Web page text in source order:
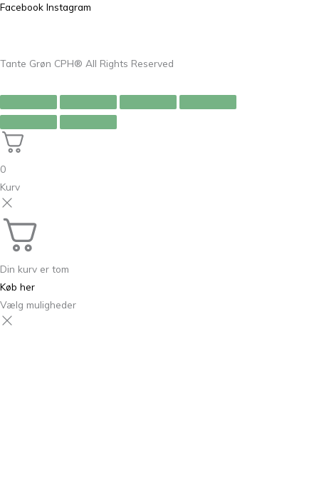
Facebook Instagram
Tante Grøn CPH® All Rights Reserved
0
Kurv
Din kurv er tom
Køb her
Vælg muligheder